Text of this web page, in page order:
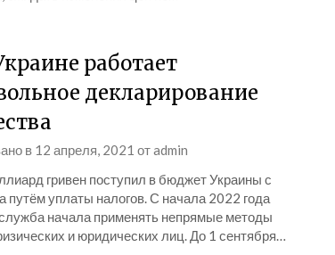
работает
декларирование
в 12 апреля, 2021 отadmin
гривен поступил в бюджет Украины с
путём уплаты налогов. С начала 2022 года
начала применять непрямые методы
и юридических лиц. До 1 сентября…